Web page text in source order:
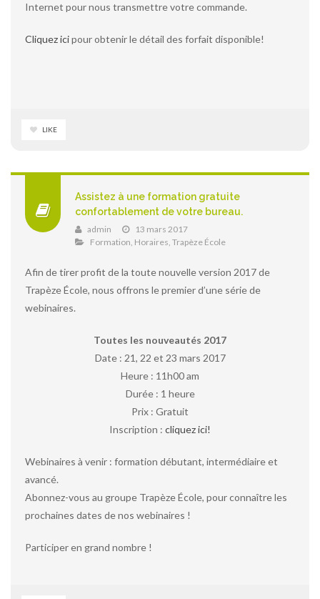
Internet pour nous transmettre votre commande.
Cliquez icipour obtenir le détail des forfait disponible!
LIKE
Assistez à une formation gratuite
confortablement de votre bureau.
admin
13 mars 2017
Formation, Horaires, Trapèze École
Afin de tirer profit de la toute nouvelle version 2017 de
Trapèze École, nous offrons le premier d’une série de
webinaires.
Toutes les nouveautés 2017
Date : 21, 22 et 23 mars 2017
Heure : 11h00 am
Durée : 1 heure
Prix : Gratuit
Inscription : cliquez ici!
Webinaires à venir : formation débutant, intermédiaire et
avancé.
Abonnez-vous au groupe Trapèze École, pour connaître les
prochaines dates de nos webinaires !
Participer en grand nombre !